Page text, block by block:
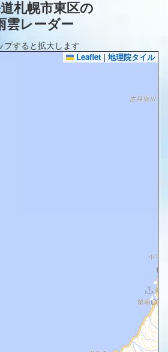
札幌市東区の
雲レーダー
プすると拡大します
Leaflet | 地理院タイル